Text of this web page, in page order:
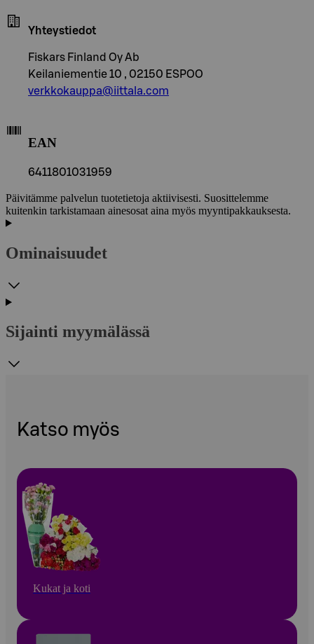
Yhteystiedot
Fiskars Finland Oy Ab
Keilaniementie 10 , 02150 ESPOO
verkkokauppa@iittala.com
EAN
6411801031959
Päivitämme palvelun tuotetietoja aktiivisesti. Suosittelemme
kuitenkin tarkistamaan ainesosat aina myös myyntipakkauksesta.
Ominaisuudet
Sijainti myymälässä
Katso myös
Kukat ja koti